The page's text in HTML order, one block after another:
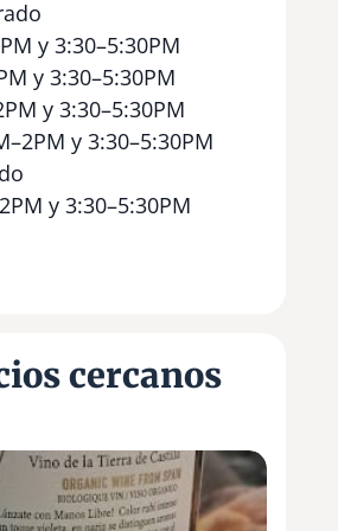
y 3:30–5:30PM
y 3:30–5:30PM
y 3:30–5:30PM
y 3:30–5:30PM
y 3:30–5:30PM
cercanos